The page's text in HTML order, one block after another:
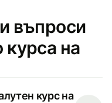
въпроси
на
курс на